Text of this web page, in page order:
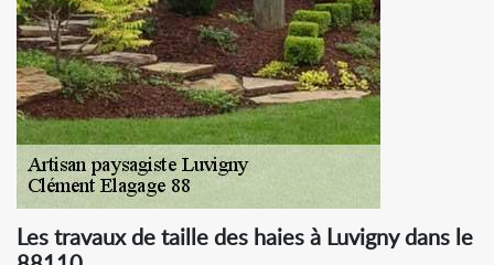
Les travaux de taille des haies à Luvigny dans le